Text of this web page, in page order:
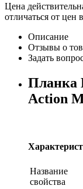
Цена
отличаться от цен
Описание
Отзывы о
Задать
Планка
Action
Название
свойства